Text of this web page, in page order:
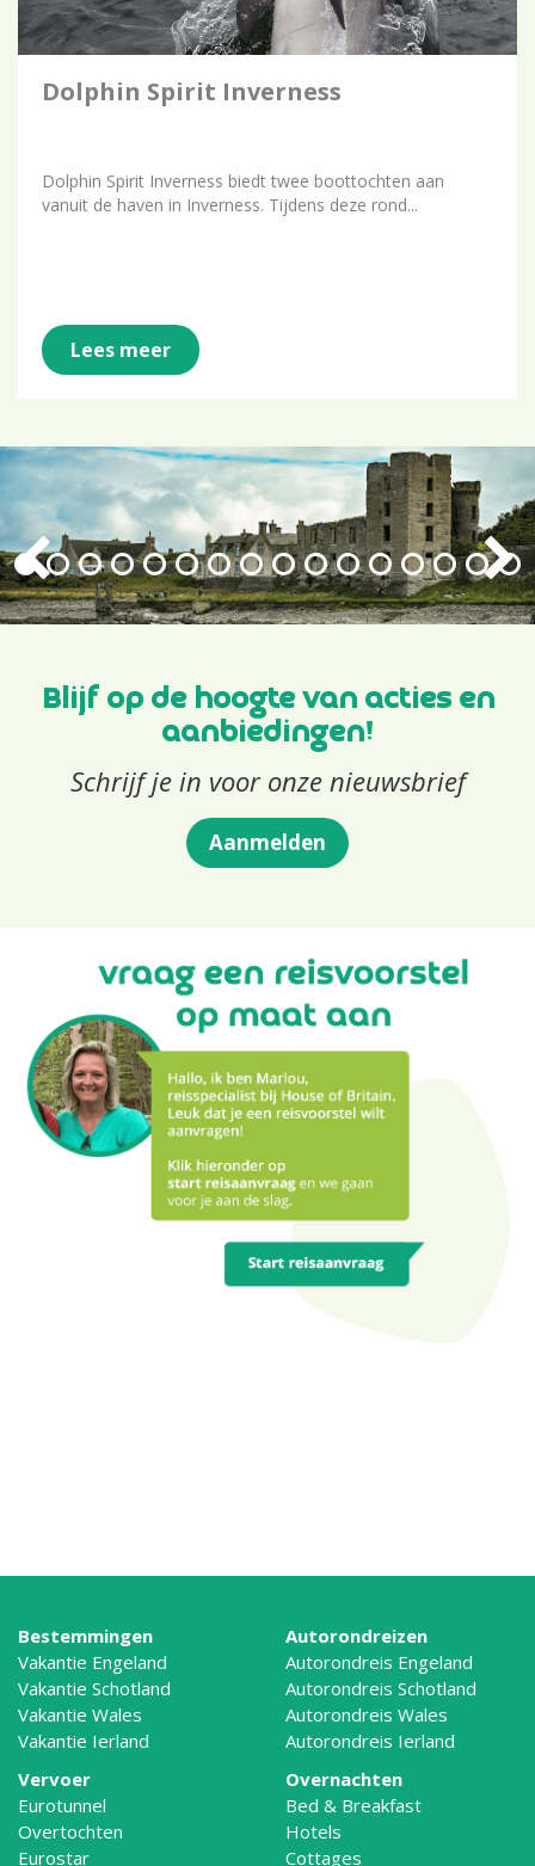
Dolphin Spirit Inverness
Dolphin Spirit Inverness biedt twee boottochten aan
vanuit de haven in Inverness. Tijdens deze rond...
Lees meer
Blijf op de hoogte van acties en
aanbiedingen!
Schrijf je in voor onze nieuwsbrief
Aanmelden
Bestemmingen
Vakantie Engeland
Vakantie Schotland
Vakantie Wales
Vakantie Ierland
Autorondreizen
Autorondreis Engeland
Autorondreis Schotland
Autorondreis Wales
Autorondreis Ierland
Vervoer
Eurotunnel
Overtochten
Eurostar
Overnachten
Bed & Breakfast
Hotels
Cottages